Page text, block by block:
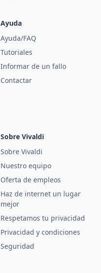
Ayuda
Ayuda/FAQ
Tutoriales
Informar de un fallo
Contactar
Sobre Vivaldi
Sobre Vivaldi
Nuestro equipo
Oferta de empleos
Haz de internet un lugar
mejor
Respetamos tu privacidad
Privacidad y condiciones
Seguridad